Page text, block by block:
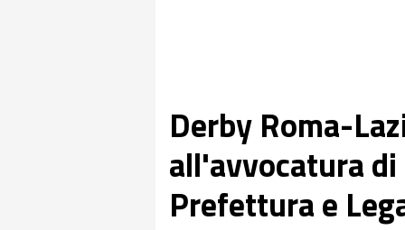
Derby Roma-
all'avvocatura
Prefettura e